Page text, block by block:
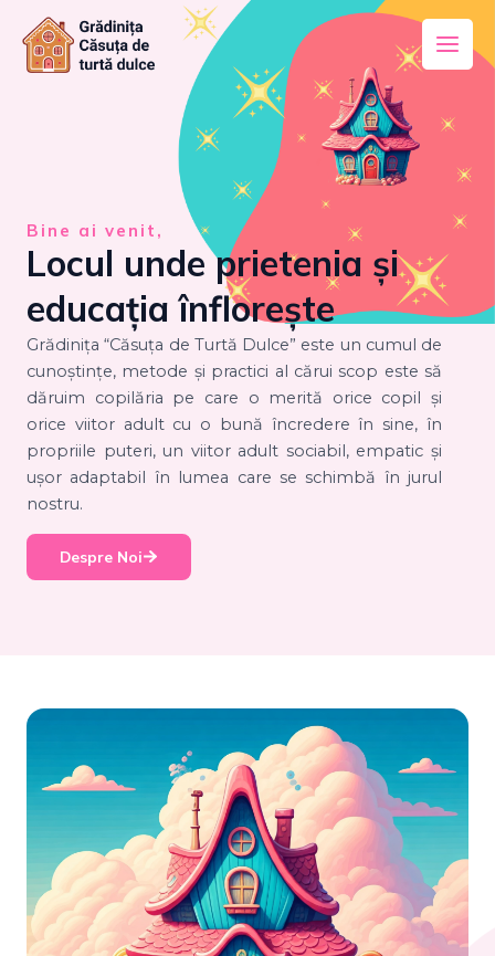
content
Main
Menu
Bine ai venit,
Locul unde prietenia și
educația înflorește
Grădinița “Căsuța de Turtă Dulce” este un cumul de
cunoștințe, metode și practici al cărui scop este să
dăruim copilăria pe care o merită orice copil și
orice viitor adult cu o bună încredere în sine, în
propriile puteri, un viitor adult sociabil, empatic și
ușor adaptabil în lumea care se schimbă în jurul
nostru.
Despre Noi